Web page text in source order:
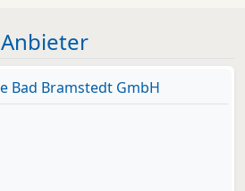
Anbieter
Bad Bramstedt GmbH